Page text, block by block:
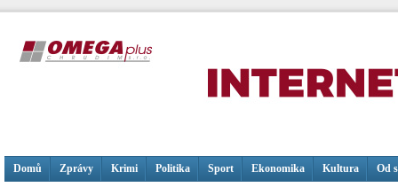
Domů Zprávy Krimi Politika Sport Ekonomika Kultura Od